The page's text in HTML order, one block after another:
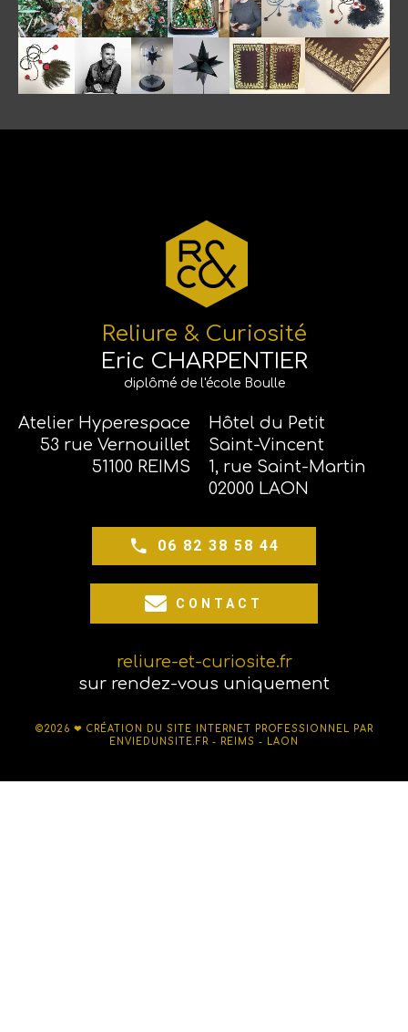
Reliure & Curiosité
Eric CHARPENTIER
diplômé de l'école Boulle
Atelier Hyperespace
53 rue Vernouillet
51100 REIMS
Hôtel du Petit
Saint-Vincent
1, rue Saint-Martin
02000 LAON
06 82 38 58 44
CONTACT
reliure-et-curiosite.fr
sur rendez-vous uniquement
©2026 ❤ CRÉATION DU SITE INTERNET PROFESSIONNEL PAR
ENVIEDUNSITE.FR - REIMS - LAON